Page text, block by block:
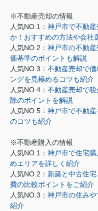
※不動産売却の情報
人気NO.1： 神戸市で不動
か！おすすめの方法や会社
人気NO.2： 神戸市の不動
価基準のポイントも解説
人気NO.3： 不動産売却で
ングを見極めるコツも紹介
人気NO.4： 不動産売却で
除のポイントを解説
人気NO.5： 神戸市で不動
のコツも紹介
※不動産購入の情報
人気NO.1： 神戸市で住宅
めエリアを詳しく紹介
人気NO.2： 新築と中古住
費の比較ポイントをご紹介
人気NO.3： 神戸市の住み
紹介